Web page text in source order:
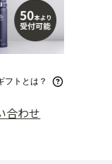
フトとは？
合わせ